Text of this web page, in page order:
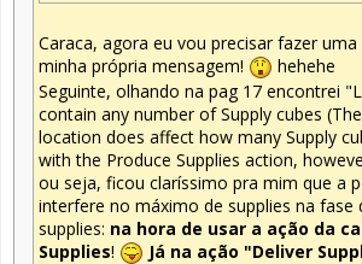
Caraca, agora eu vou precisar fazer
minha própria mensagem!
hehehe
Seguinte, olhando na pag 17 encontrei
contain any number of Supply cubes
location does affect how many Supply
with the Produce Supplies action,
ou seja, ficou claríssimo pra mim que a
interfere no máximo de supplies na fase
supplies: na hora de usar a ação da
Supplies! Já na ação "Deliver